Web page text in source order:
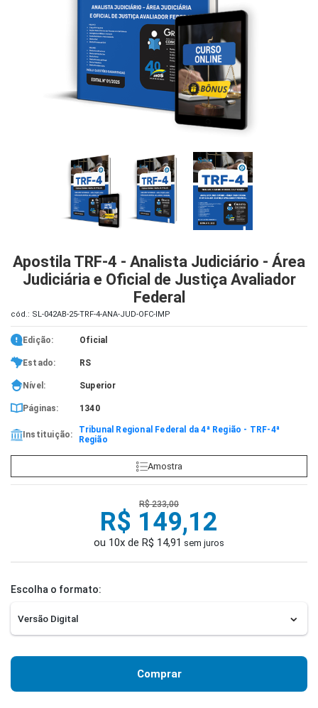
Apostila TRF-4 - Analista Judiciário - Área
Judiciária e Oficial de Justiça Avaliador
Federal
cód.: SL-042AB-25-TRF-4-ANA-JUD-OFC-IMP
Edição: Oficial
Estado: RS
Nível: Superior
Páginas: 1340
Instituição:
Tribunal Regional Federal da 4ª Região - TRF-4ª
Região
Amostra
R$ 233,00
R$ 149,12
ou 10x de R$ 14,91 sem juros
Escolha o formato:
Comprar